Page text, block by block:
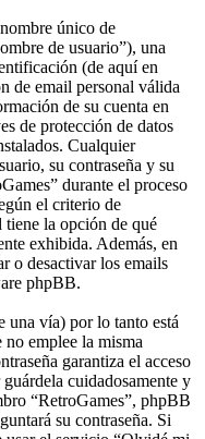
único de
de usuario”), una
(de aquí en
de email personal válida
de su cuenta en
de protección de datos
Cualquier
su contraseña y su
durante el proceso
el criterio de
tiene la opción de qué
exhibida. Además, en
o desactivar los emails
phpBB.
una vía) por lo tanto está
no emplee la misma
garantiza el acceso
cuidadosamente y
“RetroGames”, phpBB
su contraseña. Si